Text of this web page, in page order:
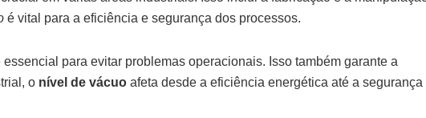
é vital para a eficiência e segurança dos processos.
essencial para evitar problemas operacionais. Isso também garante a
o nível de vácuo afeta desde a eficiência energética até a segurança